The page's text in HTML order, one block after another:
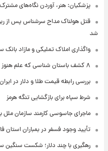
پزشکیان: هنر، آوردن نگاه‌های
قتل هولناک مداح سرشناس پس از
شد
واگذاری املاک تملیکی و مازاد بانک
۸ کشف باستان شناسی که علم هنوز توضیحی برای آنها ندارد+ تصاویر
بررسی رابطه قیمت طلا و دلار در ایران
شرط سپاه برای بازگشایی تنگه هرمز
ماجرای جاسوسی کارمند سازمان ملل
تأیید وجود فسفر در بمباران استان
رهگیری با چند دلار؛ شکست سنگین